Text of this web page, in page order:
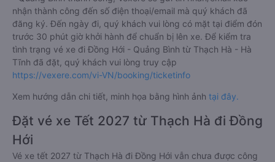
nhận thành công đến số điện thoại/email mà quý khách đã
đăng ký. Đến ngày đi, quý khách vui lòng có mặt tại điểm đón
trước 30 phút giờ khởi hành để chuẩn bị lên xe. Để kiểm tra
tình trạng vé xe đi Đồng Hới - Quảng Bình từ Thạch Hà - Hà
Tĩnh đã đặt, quý khách vui lòng truy cập
https://vexere.com/vi-VN/booking/ticketinfo
Xem hướng dẫn chi tiết, minh họa bằng hình ảnh tại đây.
Đặt vé xe Tết 2027 từ Thạch Hà đi Đồng
Hới
Vé xe tết 2027 từ Thạch Hà đi Đồng Hới vẫn chưa được công